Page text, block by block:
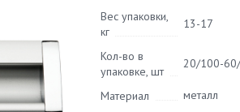
Вес упаковки,
кг
13-17
Кол-во в
упаковке, шт
20/100-
Материал
металл